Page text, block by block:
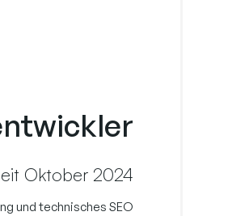
Oktober 2024
und technisches SEO